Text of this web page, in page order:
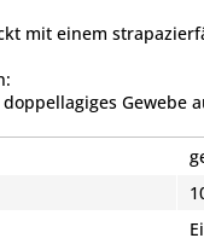
mit einem
Gewebe